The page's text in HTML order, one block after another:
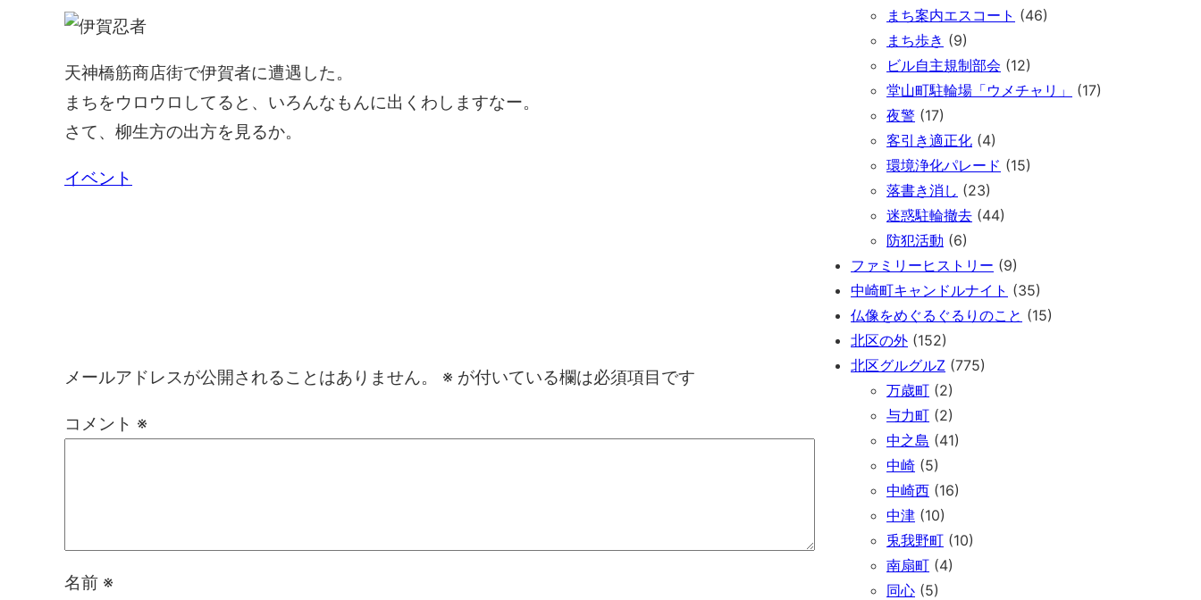
天神橋筋商店街で伊賀者に遭遇した。
まちをウロウロしてると、いろんなもんに出くわしますなー。
さて、柳生方の出方を見るか。
イベント
メールアドレスが公開されることはありません。 ※ が付いている欄は必須項目です
コメント ※
名前 ※
まち案内エスコート (46)
まち歩き (9)
ビル自主規制部会 (12)
堂山町駐輪場「ウメチャリ」
(17)
夜警 (17)
客引き適正化 (4)
環境浄化パレード (15)
落書き消し (23)
迷惑駐輪撤去 (44)
防犯活動 (6)
ファミリーヒストリー (9)
中崎町キャンドルナイト (35)
仏像をめぐるぐるりのこと (15)
北区の外 (152)
北区グルグルZ (775)
万歳町 (2)
与力町 (2)
中之島 (41)
中崎 (5)
中崎西 (16)
中津 (10)
兎我野町 (10)
南扇町 (4)
同心 (5)